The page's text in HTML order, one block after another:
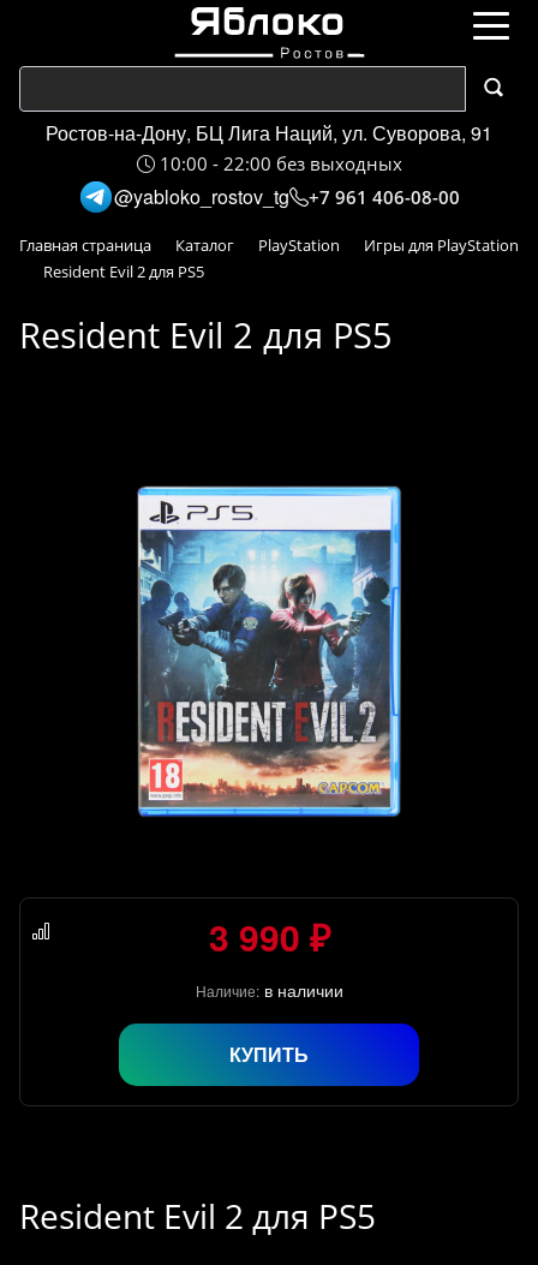
Ростов-на-Дону, БЦ Лига Наций, ул. Суворова, 91
10:00 - 22:00 без выходных
@yabloko_rostov_tg +7 961 406-08-00
Главная страница Каталог PlayStation
Игры для PlayStation
Resident Evil 2 для PS5
Resident Evil 2 для PS5
3 990 ₽
Наличие: в наличии
КУПИТЬ
Resident Evil 2 для PS5